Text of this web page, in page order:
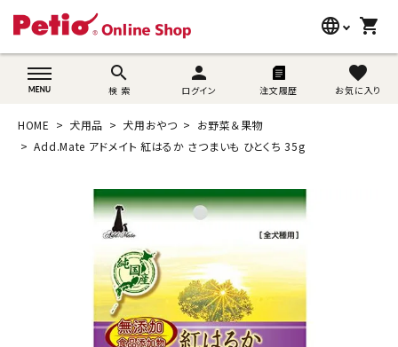
language
wovn-lang-name
shopping_cart
search
検 索
person
ログイン 注文履歴
favorite
お気に入り
search
猫用品
うさぎ用品
ブランド別に探す
目的別に探す
HOME 犬用品 犬用おやつ
お野菜＆果物
Add.Mate アドメイト 紅はるか さつまいも ひとくち 35g